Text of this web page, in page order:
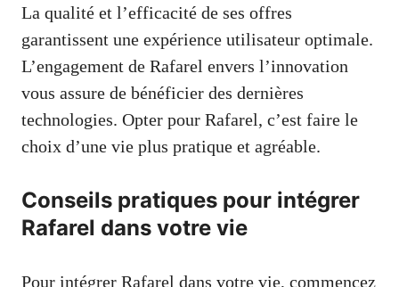
La qualité et l’efficacité de ses offres
garantissent une expérience utilisateur optimale.
L’engagement de Rafarel envers l’innovation
vous assure de bénéficier des dernières
technologies. Opter pour Rafarel, c’est faire le
choix d’une vie plus pratique et agréable.
Conseils pratiques pour intégrer
Rafarel dans votre vie
Pour intégrer Rafarel dans votre vie, commencez